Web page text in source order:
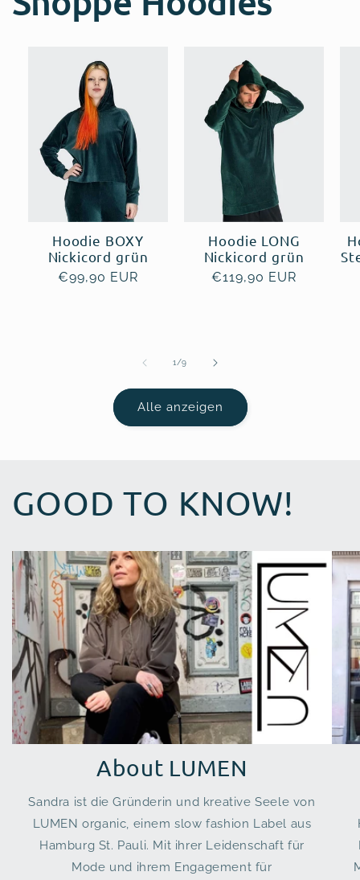
Hoodie BOXY
Nickicord grün
Normaler
€99,90 EUR
Hoodie LONG
Nickicord grün
Normaler
€119,90 EUR
1/von
9
Alle anzeigen
GOOD TO KNOW!
About LUMEN
Sandra ist die Gründerin und kreative Seele von
LUMEN organic, einem slow fashion Label aus
Hamburg St. Pauli. Mit ihrer Leidenschaft für
Mode und ihrem Engagement für